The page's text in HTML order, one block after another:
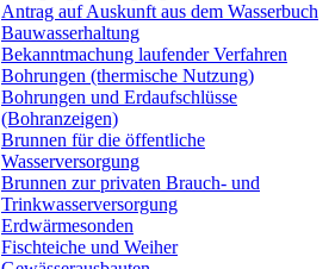
Antrag auf Auskunft aus dem Wasserbuch
Bauwasserhaltung
Bekanntmachung laufender Verfahren
Bohrungen (thermische Nutzung)
Bohrungen und Erdaufschlüsse
(Bohranzeigen)
Brunnen für die öffentliche
Wasserversorgung
Brunnen zur privaten Brauch- und
Trinkwasserversorgung
Erdwärmesonden
Fischteiche und Weiher